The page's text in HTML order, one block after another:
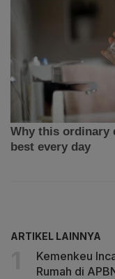
ARTIKEL LAINNYA
Kemenkeu
Rumah di